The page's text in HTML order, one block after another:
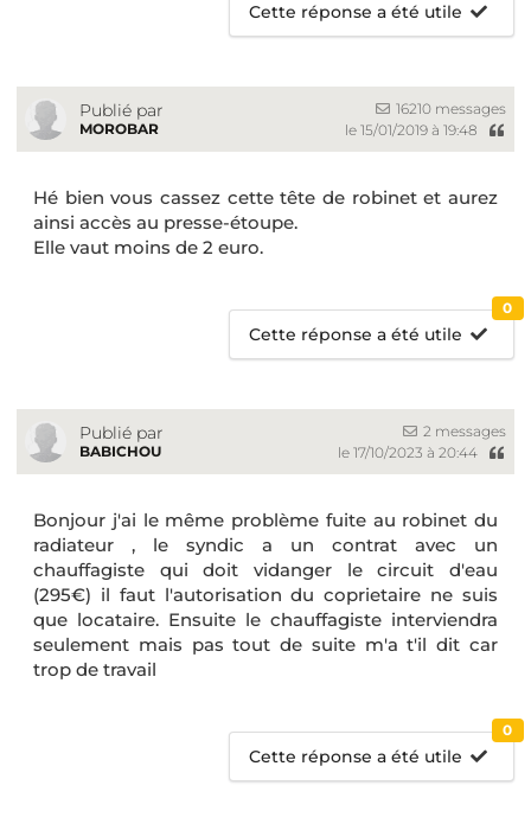
Cette réponse a été utile
Publié par
MOROBAR
16210 messages
le 15/01/2019 à 19:48
Hé bien vous cassez cette tête de robinet et aurez
ainsi accès au presse-étoupe.
Elle vaut moins de 2 euro.
Cette réponse a été utile
0
Publié par
BABICHOU
2 messages
le 17/10/2023 à 20:44
Bonjour j'ai le même problème fuite au robinet du
radiateur , le syndic a un contrat avec un
chauffagiste qui doit vidanger le circuit d'eau
(295€) il faut l'autorisation du coprietaire ne suis
que locataire. Ensuite le chauffagiste interviendra
seulement mais pas tout de suite m'a t'il dit car
trop de travail
Cette réponse a été utile
0